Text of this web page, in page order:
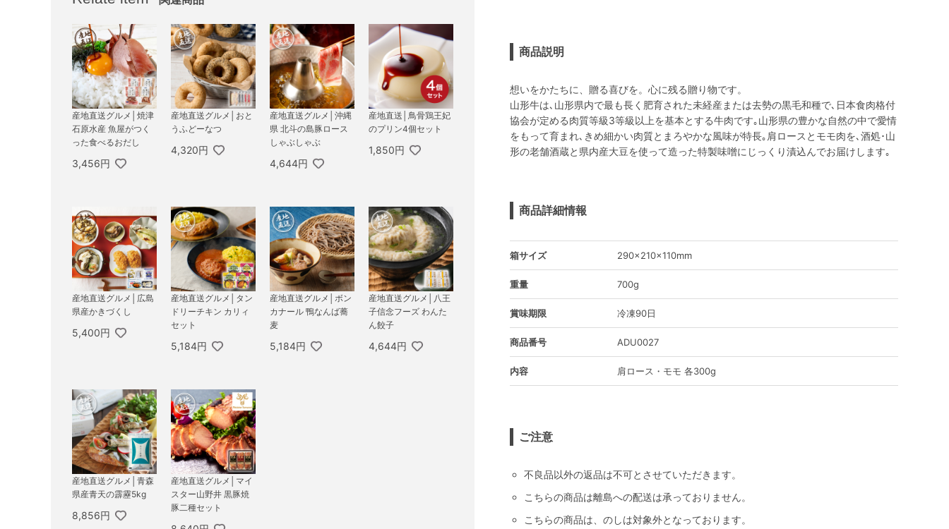
産地直送グルメ│焼津
石原水産 魚屋がつく
った食べるおだし
3,456円
産地直送グルメ│おと
うふどーなつ
4,320円
産地直送グルメ│沖縄
県 北斗の島豚ロース
しゃぶしゃぶ
4,644円
産地直送│鳥骨鶏王妃
のプリン4個セット
1,850円
産地直送グルメ│広島
県産かきづくし
5,400円
産地直送グルメ│タン
ドリーチキン カリィ
セット
5,184円
産地直送グルメ│ボン
カナール 鴨なんば蕎
麦
5,184円
産地直送グルメ│八王
子信念フーズ わんた
ん餃子
4,644円
産地直送グルメ│青森
県産青天の霹靂5kg
8,856円
産地直送グルメ│マイ
スター山野井 黒豚焼
豚二種セット
商品説明
想いをかたちに、贈る喜びを。心に残る贈り物です。
山形牛は､山形県内で最も長く肥育された未経産または去勢の黒毛和種で､日本食肉格付
協会が定める肉質等級3等級以上を基本とする牛肉です｡山形県の豊かな自然の中で愛情
をもって育まれ､きめ細かい肉質とまろやかな風味が特長｡肩ロースとモモ肉を､酒処･山
形の老舗酒蔵と県内産大豆を使って造った特製味噌にじっくり漬込んでお届けします｡
商品詳細情報
箱サイズ 290×210×110mm
重量 700g
賞味期限 冷凍90日
商品番号 ADU0027
内容 肩ロース・モモ 各300g
ご注意
不良品以外の返品は不可とさせていただきます。
こちらの商品は離島への配送は承っておりません。
こちらの商品は、のしは対象外となっております。